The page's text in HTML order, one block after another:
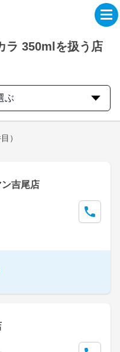
ラ 350mlを扱う店
ぶ
）
吉尾店